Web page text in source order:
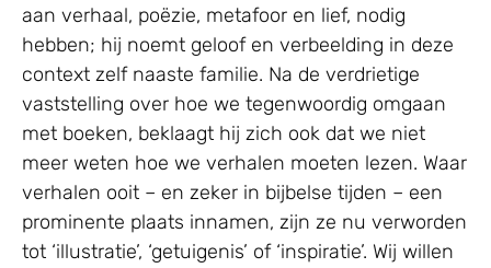
aan verhaal, poëzie, metafoor en lief, nodig
hebben; hij noemt geloof en verbeelding in deze
context zelf naaste familie. Na de verdrietige
vaststelling over hoe we tegenwoordig omgaan
met boeken, beklaagt hij zich ook dat we niet
meer weten hoe we verhalen moeten lezen. Waar
verhalen ooit – en zeker in bijbelse tijden – een
prominente plaats innamen, zijn ze nu verworden
tot ‘illustratie’, ‘getuigenis’ of ‘inspiratie’. Wij willen